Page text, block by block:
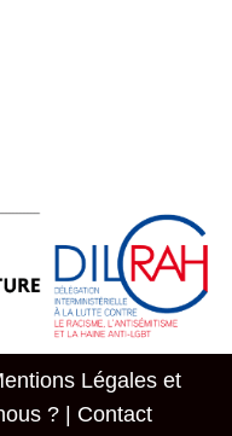
Légales et
? Contact